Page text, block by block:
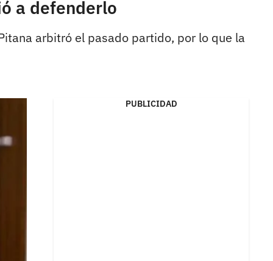
a defenderlo
arbitró el pasado partido, por lo que la
PUBLICIDAD